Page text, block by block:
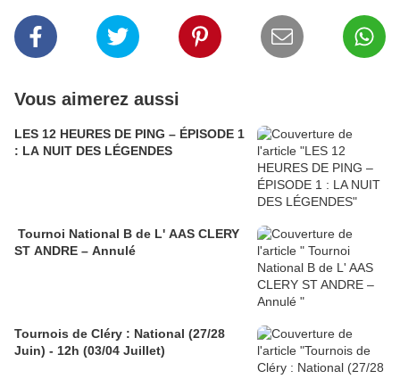
Vous aimerez aussi
LES 12 HEURES DE PING – ÉPISODE 1
: LA NUIT DES LÉGENDES
Tournoi National B de L' AAS CLERY
ST ANDRE – Annulé
Tournois de Cléry : National (27/28
Juin) - 12h (03/04 Juillet)